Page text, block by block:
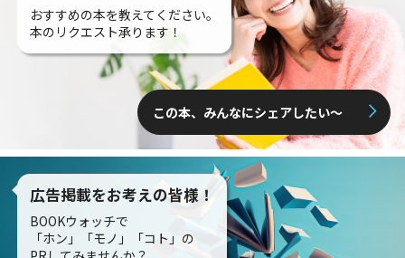
おすすめの本を教えてください。
本のリクエスト承ります！
この本、みんなにシェアしたい〜
広告掲載をお考えの皆様！
BOOKウォッチで
「ホン」「モノ」「コト」の